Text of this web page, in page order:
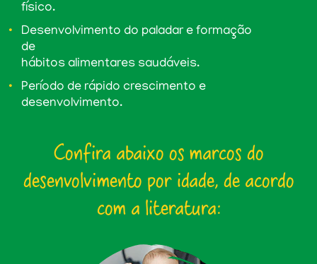
físico.
Desenvolvimento do paladar e formação
de
hábitos alimentares saudáveis.
Período de rápido crescimento e
desenvolvimento.
Confira abaixo os marcos do
desenvolvimento por idade, de acordo
com a literatura: